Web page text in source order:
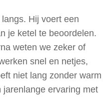
Hij voert een
je ketel te beoordelen.
weten we zeker of
snel en netjes,
niet lang zonder warm
ervaring met